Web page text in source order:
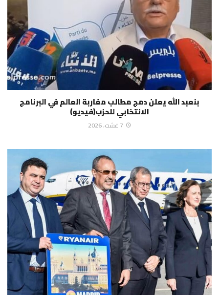
بنعبد الله يعلن دمج مطالب مغاربة العالم في البرنامج
الانتخابي للحزب(فيديو)
7 غشت، 2026